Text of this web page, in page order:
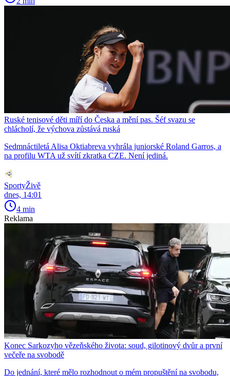
Ruské tenisové děti míří do Česka a mění pas. Šéf svazu se
chlácholí, že výchova zůstává ruská
Sedmnáctiletá Alisa Oktiabreva vyhrála juniorské Roland Garros, a
na profilu WTA už svítí zkratka CZE. Není jediná.
SportyŽivě
dnes, 14:01
4 min
Reklama
Konec Sarkozyho vězeňského života: soud, gilotinový dvůr a první
večeře na svobodě
Do jednání, které mělo rozhodnout o mém propuštění na svobodu,